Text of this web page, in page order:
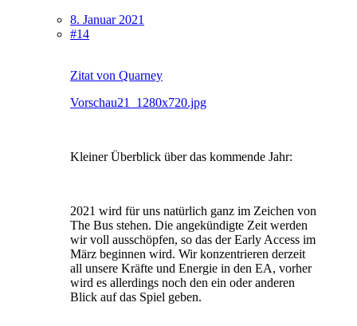
8. Januar 2021
#14
Zitat von Quarney
Vorschau21_1280x720.jpg
Kleiner Überblick über das kommende Jahr:
2021 wird für uns natürlich ganz im Zeichen von
The Bus stehen. Die angekündigte Zeit werden
wir voll ausschöpfen, so das der Early Access im
März beginnen wird. Wir konzentrieren derzeit
all unsere Kräfte und Energie in den EA, vorher
wird es allerdings noch den ein oder anderen
Blick auf das Spiel geben.